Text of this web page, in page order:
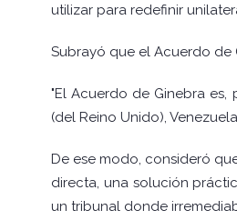
utilizar para redefinir
Subrayó que el Acuerdo de
"El Acuerdo de Ginebra
(del Reino Unido),
De ese modo, consideró
directa, una solución
un tribunal donde